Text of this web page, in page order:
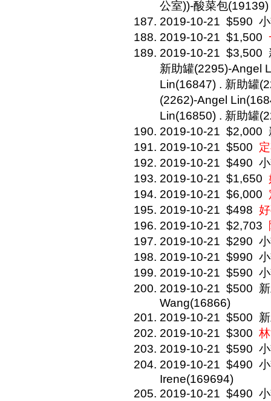
公室))-酸菜包(19139)
2019-10-21 $590
2019-10-21 $1,500
2019-10-21 $3,500
新助罐(2295)-Angel
Lin(16847) . 新助罐
(2262)-Angel
Lin(16850) . 新助罐
2019-10-21 $2,000
2019-10-21 $500
2019-10-21 $490
2019-10-21 $1,650
2019-10-21 $6,000
2019-10-21 $498
2019-10-21 $2,703
2019-10-21 $290
2019-10-21 $990
2019-10-21 $590
2019-10-21 $500
Wang(16866)
2019-10-21 $500
2019-10-21 $300
2019-10-21 $590
2019-10-21 $490
Irene(169694)
2019-10-21 $490